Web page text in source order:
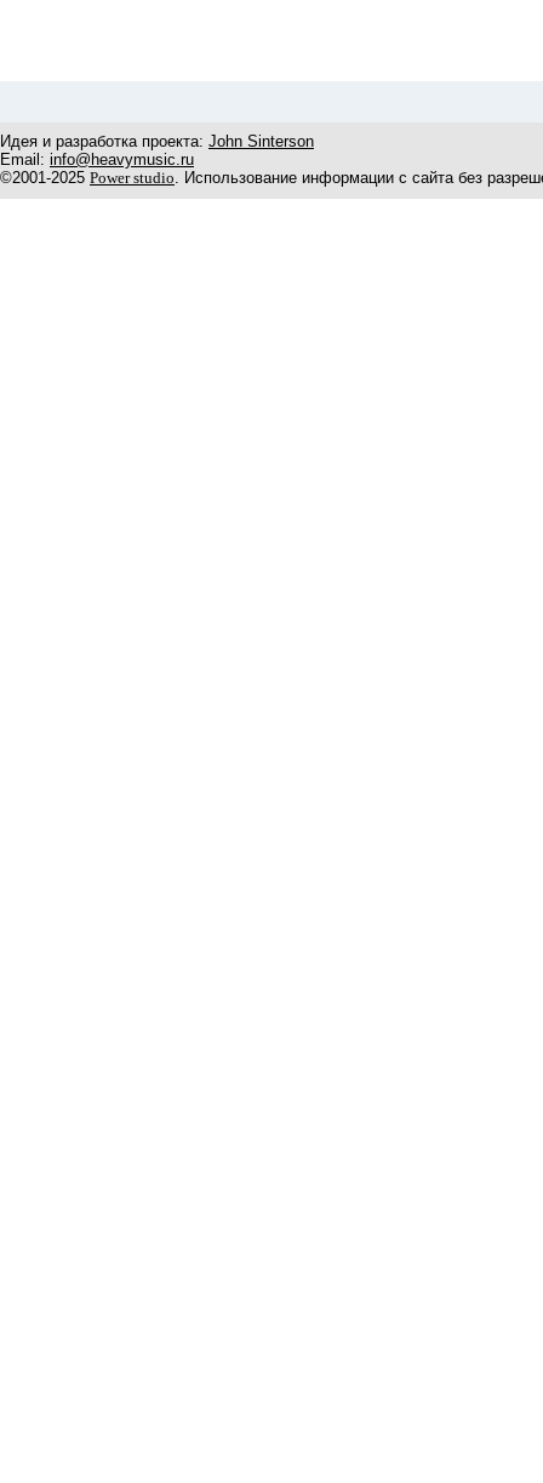
Идея и разработка проекта: John Sinterson
Email: info@heavymusic.ru
©2001-2025 Power studio. Использование информации с сайта без